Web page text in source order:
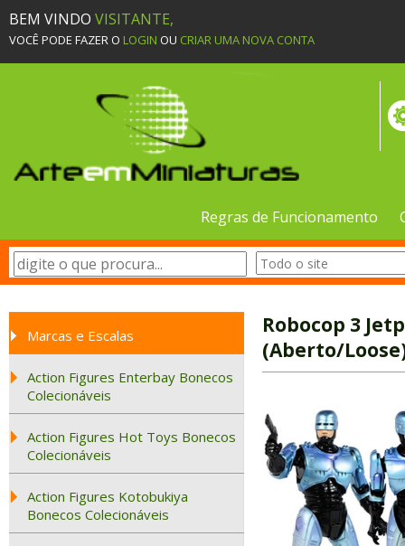
BEM VINDO VISITANTE,
VOCÊ PODE FAZER O LOGIN OU CRIAR UMA NOVA CONTA
Regras de Funcionamento
Marcas e Escalas
Action Figures Enterbay Bonecos
Colecionáveis
Action Figures Hot Toys Bonecos
Colecionáveis
Action Figures Kotobukiya
Bonecos Colecionáveis
Robocop 3
(Aberto/